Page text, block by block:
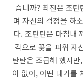
습니까? 최진은 조
며 자신의 걱정을 하
다. 조탄탄은 마침내
각으로 꽃을 피워 자
탄탄은 조급해 했지
이 없어, 어떤 대가를